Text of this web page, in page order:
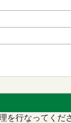
を行なってくだ